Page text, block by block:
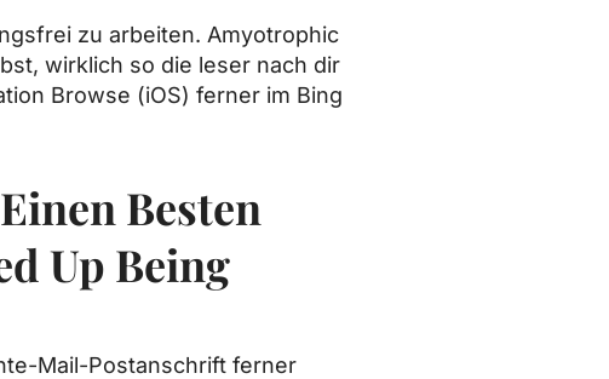
zu arbeiten. Amyotrophic
wirklich so die leser nach dir
Browse (iOS) ferner im Bing
Besten
Up Being
Mail-Postanschrift ferner